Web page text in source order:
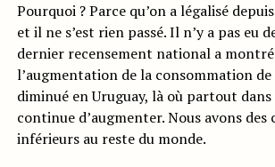
Pourquoi ? Parce qu’on a légalisé
et il ne s’est rien passé. Il n’y a pas eu
dernier recensement national a
l’augmentation de la consommation de
diminué en Uruguay, là où partout
continue d’augmenter. Nous avons des
inférieurs au reste du monde.